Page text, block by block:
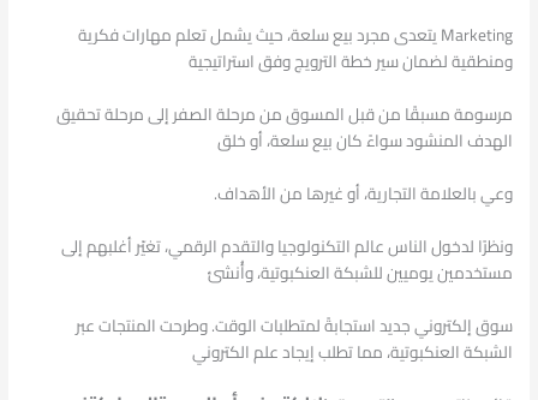
Marketing يتعدى مجرد بيع سلعة، حيث يشمل تعلم مهارات فكرية
ومنطقية لضمان سير خطة الترويج وفق استراتيجية
مرسومة مسبقًا من قبل المسوق من مرحلة الصفر إلى مرحلة تحقيق
الهدف المنشود سواءً كان بيع سلعة، أو خلق
وعي بالعلامة التجارية، أو غيرها من الأهداف.
ونظرًا لدخول الناس عالم التكنولوجيا والتقدم الرقمي، تغيّر أغلبهم إلى
مستخدمين يوميين للشبكة العنكبوتية، وأُنشئ
سوق إلكتروني جديد استجابةً لمتطلبات الوقت. وطرحت المنتجات عبر
الشبكة العنكبوتية، مما تطلب إيجاد علم الكتروني